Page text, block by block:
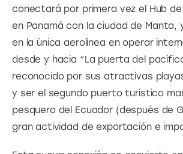
conectará por primera vez el Hub
en Panamá con la ciudad de Manta,
en la única aerolínea en operar
desde y hacia “La puerta del
reconocido por sus atractivas
y ser el segundo puerto turístico
pesquero del Ecuador (después de
gran actividad de exportación e